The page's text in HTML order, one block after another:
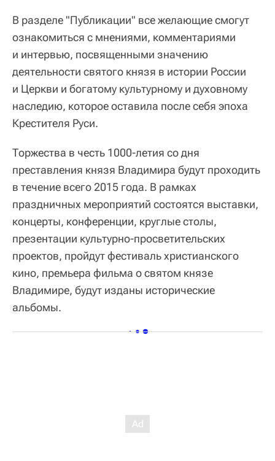
В разделе "Публикации" все желающие смогут
ознакомиться с мнениями, комментариями
и интервью, посвященными значению
деятельности святого князя в истории России
и Церкви и богатому культурному и духовному
наследию, которое оставила после себя эпоха
Крестителя Руси.
Торжества в честь 1000-летия со дня
преставления князя Владимира будут проходить
в течение всего 2015 года. В рамках
праздничных мероприятий состоятся выставки,
концерты, конференции, круглые столы,
презентации культурно-просветительских
проектов, пройдут фестиваль христианского
кино, премьера фильма о святом князе
Владимире, будут изданы исторические
альбомы.